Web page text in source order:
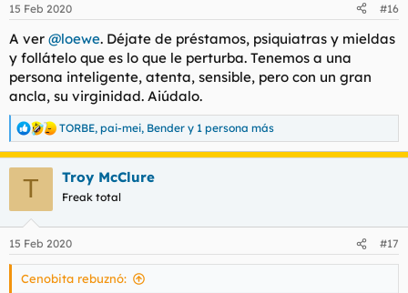
15 Feb 2020 #16
A ver @loewe. Déjate de préstamos, psiquiatras y mieldas
y follátelo que es lo que le perturba. Tenemos a una
persona inteligente, atenta, sensible, pero con un gran
ancla, su virginidad. Aiúdalo.
R
e
a
e
s
TORBE, pai-mei, Bender y 1 persona más
T Troy McClure
Freak total
15 Feb 2020 #17
Cenobita rebuznó: